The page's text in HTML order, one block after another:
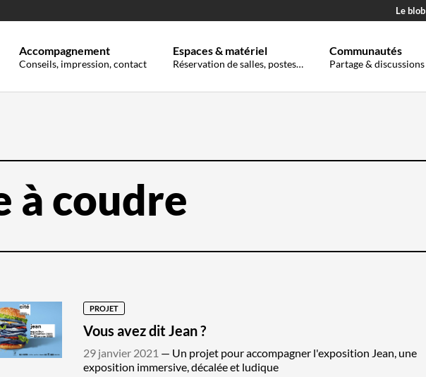
Le blob
Accompagnement
Conseils, impression, contact
Espaces & matériel
Réservation de salles, postes…
Communautés
Partage & discussions
PROJET
Vous avez dit Jean ?
29 janvier 2021
Un projet pour accompagner l'exposition Jean, une
exposition immersive, décalée et ludique